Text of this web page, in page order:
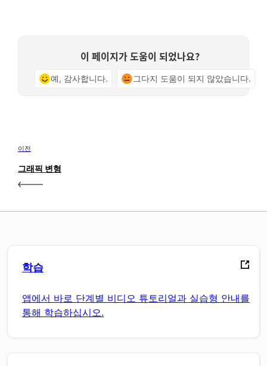
이 페이지가 도움이 되었나요?
예, 감사합니다. 그다지 도움이 되지 않았습니다.
이전
그래픽 변형
학습
앱에서 바로 단계별 비디오 튜토리얼과 실습형 안내를
통해 학습하십시오.